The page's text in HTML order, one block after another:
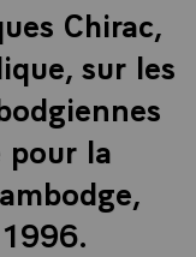
Chirac,
sur les
la